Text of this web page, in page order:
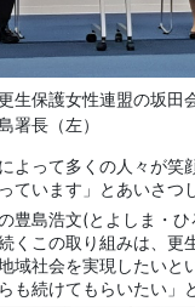
生保護女性連盟の坂田
署長（左）
よって多くの人々が笑
ています」とあいさつ
豊島浩文(とよしま・
くこの取り組みは、更
域社会を実現したいと
も続けてもらいたい」